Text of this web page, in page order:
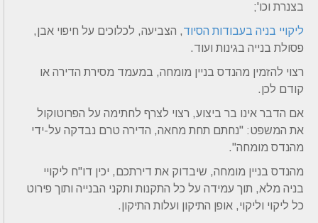
בצנרת וכו';
ליקויי בניה בעבודות הסיוד, הצביעה, לכלוכים על חיפוי אבן,
פסולת בנייה בגינות ועוד.
רצוי להזמין מהנדס בניין מומחה, במעמד מסירת הדירה או
קודם לכן.
אם הדבר אינו בר ביצוע, רצוי לצרף לחתימה על הפרוטוקול
את המשפט: "נחתם תחת מחאה, הדירה טרם נבדקה על-ידי
מהנדס מומחה".
מהנדס בניין מומחה, שיבדוק את דירתכם, יכין דו"ח ליקויי
בניה מלא, תוך עמידה על כל התקנות ותקני הבנייה ותוך פירוט
כל ליקוי וליקוי, אופן התיקון ועלות התיקון.